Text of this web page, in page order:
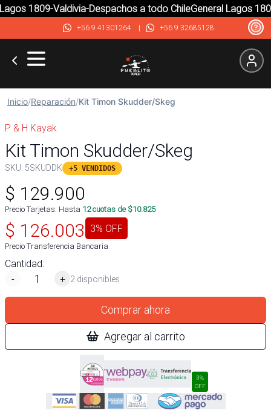
1809-Valdivia-Despachos a todo ChileGeneral Lagos
+56 9 41301264| +56 9 32685128
Inicio/Reparación/Kit Timon Skudder/Skeg
P & H Kayak
Kit Timon Skudder/Skeg
SKU: 5SKUDDK +5 VENDIDOS
$ 129.900
Precio Tarjetas: Hasta 12cuotas de $10.825
$ 126.003 3% OFF
Precio Transferencia Bancaria
Cantidad:
-
+ 2 disponibles
Comprar ahora
Agregar al carrito
3%
OFF